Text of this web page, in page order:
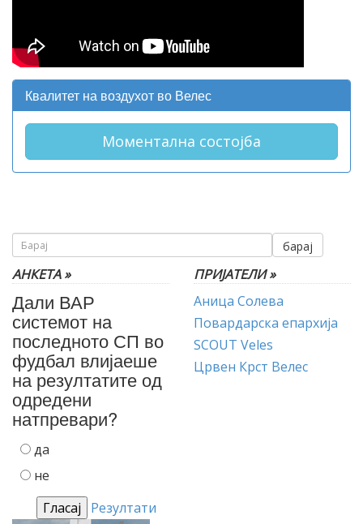
Квалитет на воздухот во Велес
Моментална состојба
барај
АНКЕТА »
Дали ВАР
системот на
последното СП во
фудбал влијаеше
на резултатите од
одредени
натпревари?
да
не
Резултати
ПРИЈАТЕЛИ »
Аница Солева
Повардарска епархија
SCOUT Veles
Црвен Крст Велес